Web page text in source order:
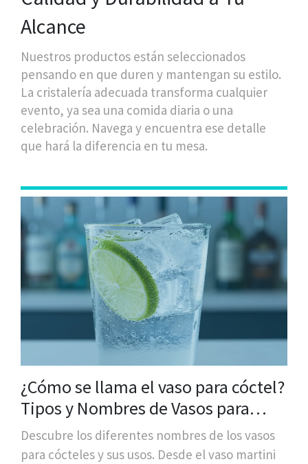
Alcance
Nuestros productos están seleccionados
pensando en que duren y mantengan su estilo.
La cristalería adecuada transforma cualquier
evento, ya sea una comida diaria o una
celebración. Navega y encuentra ese detalle
que hará la diferencia en tu mesa.
¿Cómo se llama el vaso para cóctel?
Tipos y Nombres de Vasos para
Cócteles
Descubre los diferentes nombres de los vasos
para cócteles y sus usos. Desde el vaso martini